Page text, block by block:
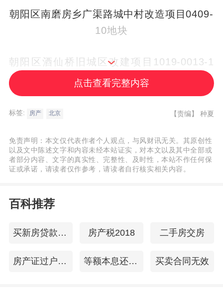
朝阳区南磨房乡广渠路城中村改造项目0409-
10地块
朝阳区酒仙桥旧城区改建项目1019-0013-1
地块，位于朝阳区酒仙桥街道，四环至五环
之间，邻近地铁14号线将台站、东风北桥
站。周边有久隆生活广场、颐堤港、将台滨
点击查看完整内容
标签: 房产 北京 【责编】 种夏
免责声明：本文仅代表作者个人观点，与风财讯无关。其原创性
以及文中陈述文字和内容未经本站证实，对本文以及其中全部或
者部分内容、文字的真实性、完整性、及时性，本站不作任何保
证或承诺，请读者仅作参考，请读者自行核实相关内容。
百科推荐
买新房贷款流程 房产税2018 二手房交房
房产证过户时间 等额本息还款法 买卖合同无效